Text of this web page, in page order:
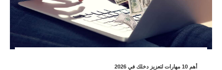
أهم 10 مهارات لتعزيز دخلك في 2026